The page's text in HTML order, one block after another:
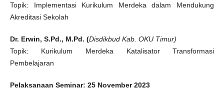
Topik: Implementasi Kurikulum Merdeka dalam Mendukung
Akreditasi Sekolah
Dr. Erwin, S.Pd., M.Pd. (Disdikbud Kab. OKU Timur)
Topik: Kurikulum Merdeka Katalisator Transformasi
Pembelajaran
Pelaksanaan Seminar: 25 November 2023